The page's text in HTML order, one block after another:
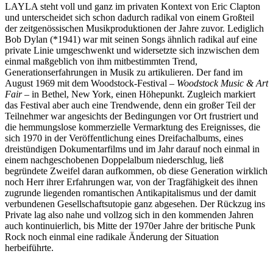
LAYLA steht voll und ganz im privaten Kontext von Eric Clapton
und unterscheidet sich schon dadurch radikal von einem Großteil
der zeitgenössischen Musikproduktionen der Jahre zuvor. Lediglich
Bob Dylan (*1941) war mit seinen Songs ähnlich radikal auf eine
private Linie umgeschwenkt und widersetzte sich inzwischen dem
einmal maßgeblich von ihm mitbestimmten Trend,
Generationserfahrungen in Musik zu artikulieren. Der fand im
August 1969 mit dem Woodstock-Festival – Woodstock Music & Art
Fair– in Bethel, New York, einen Höhepunkt. Zugleich markiert
das Festival aber auch eine Trendwende, denn ein großer Teil der
Teilnehmer war angesichts der Bedingungen vor Ort frustriert und
die hemmungslose kommerzielle Vermarktung des Ereignisses, die
sich 1970 in der Veröffentlichung eines Dreifachalbums, eines
dreistündigen Dokumentarfilms und im Jahr darauf noch einmal in
einem nachgeschobenen Doppelalbum niederschlug, ließ
begründete Zweifel daran aufkommen, ob diese Generation wirklich
noch Herr ihrer Erfahrungen war, von der Tragfähigkeit des ihnen
zugrunde liegenden romantischen Antikapitalismus und der damit
verbundenen Gesellschaftsutopie ganz abgesehen. Der Rückzug ins
Private lag also nahe und vollzog sich in den kommenden Jahren
auch kontinuierlich, bis Mitte der 1970er Jahre der britische Punk
Rock noch einmal eine radikale Änderung der Situation
herbeiführte.